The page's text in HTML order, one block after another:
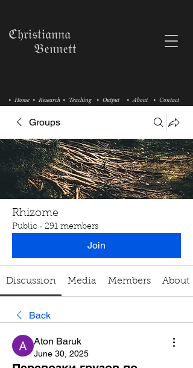
• Research • Teaching
• Home • Output • About • Contact
ℭ𝔥𝔯𝔦𝔰𝔱𝔦𝔞𝔫𝔫𝔞
𝔅𝔢𝔫𝔫𝔢𝔱𝔱
Groups
Rhizome
Public · 291 members
Join
Discussion Media Members About
Back
Aton Baruk
June 30, 2025